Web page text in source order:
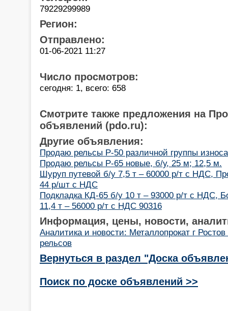
79229299989
Регион:
Отправлено:
01-06-2021 11:27
Число просмотров:
сегодня: 1, всего: 658
Смотрите также предложения на
объявлений (pdo.ru):
Другие объявления:
Продаю рельсы Р-50 различной группы
Продаю рельсы Р-65 новые, б/у, 25 м; 12,5 м.
Шуруп путевой б/у 7,5 т – 60000 р/т с НДС,
44 р/шт с НДС
Подкладка КД-65 б/у 10 т – 93000 р/т с НДС,
11,4 т – 56000 р/т с НДС 90316
Информация, цены, новости,
Аналитика и новости: Металлопрокат г
рельсов
Вернуться в раздел "Доска
Поиск по доске объявлений >>